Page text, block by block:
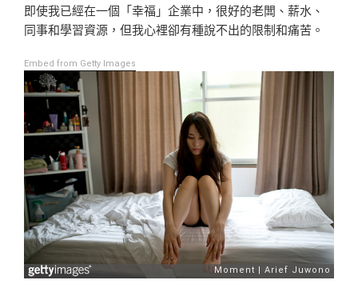
即使我已經在一個「幸福」企業中，很好的老闆、薪水、
同事和學習資源，但我心裡卻有種說不出的限制和痛苦。
Embed from Getty Images